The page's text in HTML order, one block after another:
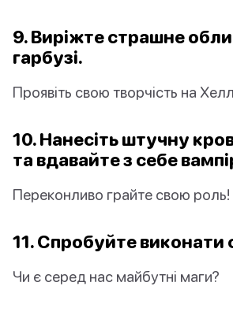
9. Виріжте страшне
гарбузі.
Проявіть свою творчість на
10. Нанесіть штучну
та вдавайте з себе
Переконливо грайте свою роль!
11. Спробуйте виконати
Чи є серед нас майбутні маги?